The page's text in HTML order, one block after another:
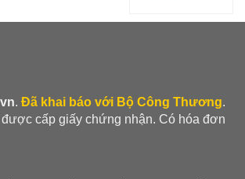
. Đã khai báo với Bộ Công Thương.
cấp giấy chứng nhận. Có hóa đơn